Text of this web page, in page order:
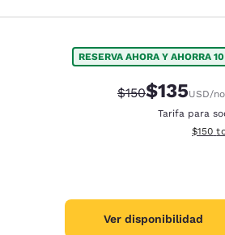
RESERVA AHORA Y AHORRA
Precio tachado:
$150Precio con
$135USD/
Tarifa para
Ver
$150
Ver disponibilidad